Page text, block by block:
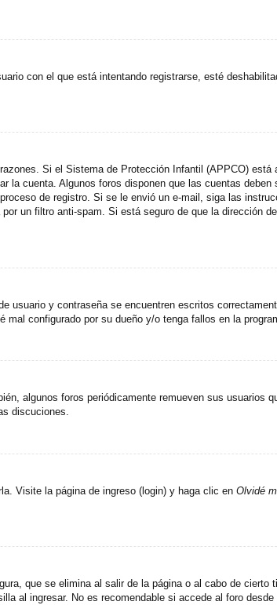
con el que está intentando registrarse, esté
Si el Sistema de Protección Infantil (APPCO)
la cuenta. Algunos foros disponen que las cuentas
de registro. Si se le envió un e-mail, siga las
un filtro anti-spam. Si está seguro de que la dirección
usuario y contraseña se encuentren escritos
configurado por su dueño y/o tenga fallos en la
algunos foros periódicamente remueven sus usuarios
discuciones.
Visite la página de ingreso (login) y haga clic en Olvidé
que se elimina al salir de la página o al cabo de cierto
al ingresar. No es recomendable si accede al foro